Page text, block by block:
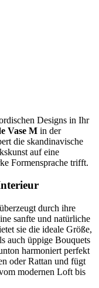
Designs in Ihr
Vase M in der
die skandinavische
auf eine
Formensprache trifft.
überzeugt durch ihre
sanfte und natürliche
sie die ideale Größe,
auch üppige Bouquets
harmoniert perfekt
oder Rattan und fügt
modernen Loft bis